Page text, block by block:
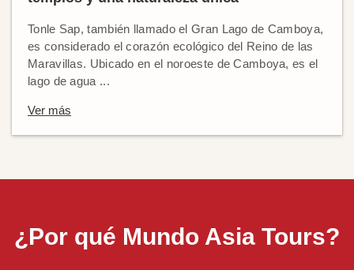
Tonle Sap, también llamado el Gran Lago de Camboya,
es considerado el corazón ecológico del Reino de las
Maravillas. Ubicado en el noroeste de Camboya, es el
lago de agua ...
Ver más
¿Por qué Mundo Asia Tours?